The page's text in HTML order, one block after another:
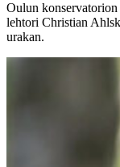
Oulun
lehtori Christian
urakan.